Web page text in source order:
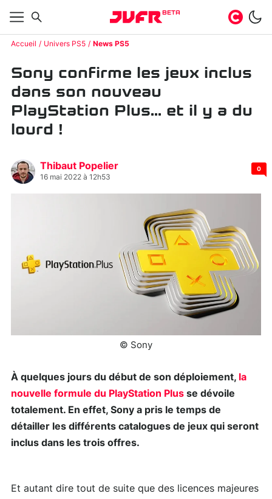
BETA
Accueil Univers PS5 News PS5
Sony confirme les jeux inclus
dans son nouveau
PlayStation Plus... et il y a du
lourd !
Thibaut Popelier
16 mai 2022 à 12h53
0
© Sony
À quelques jours du début de son déploiement, la
nouvelle formule du PlayStation Plus se dévoile
totalement. En effet, Sony a pris le temps de
détailler les différents catalogues de jeux qui seront
inclus dans les trois offres.
Et autant dire tout de suite que des licences majeures